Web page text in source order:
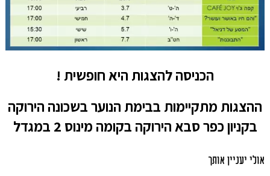
הכניסה להצגות היא חופשית !
ההצגות מתקיימות בבימת הנוער בשכונה הירוקה
בקניון כפר סבא הירוקה בקומה מינוס 2 במגדל
אולי יעניין אותך